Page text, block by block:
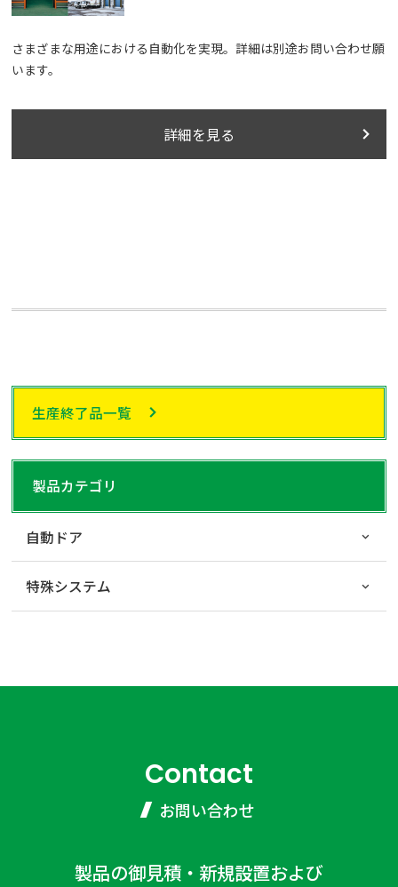
さまざまな用途における自動化を実現。詳細は別途お問い合わせ願
います。
詳細を見る
生産終了品一覧
製品カテゴリ
自動ドア
特殊システム
Contact
お問い合わせ
製品の御見積・新規設置および